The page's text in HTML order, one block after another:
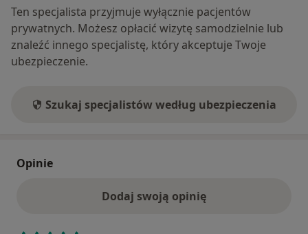
Ten specjalista przyjmuje wyłącznie pacjentów
prywatnych. Możesz opłacić wizytę samodzielnie lub
znaleźć innego specjalistę, który akceptuje Twoje
ubezpieczenie.
Szukaj specjalistów według ubezpieczenia
Opinie
Dodaj swoją opinię